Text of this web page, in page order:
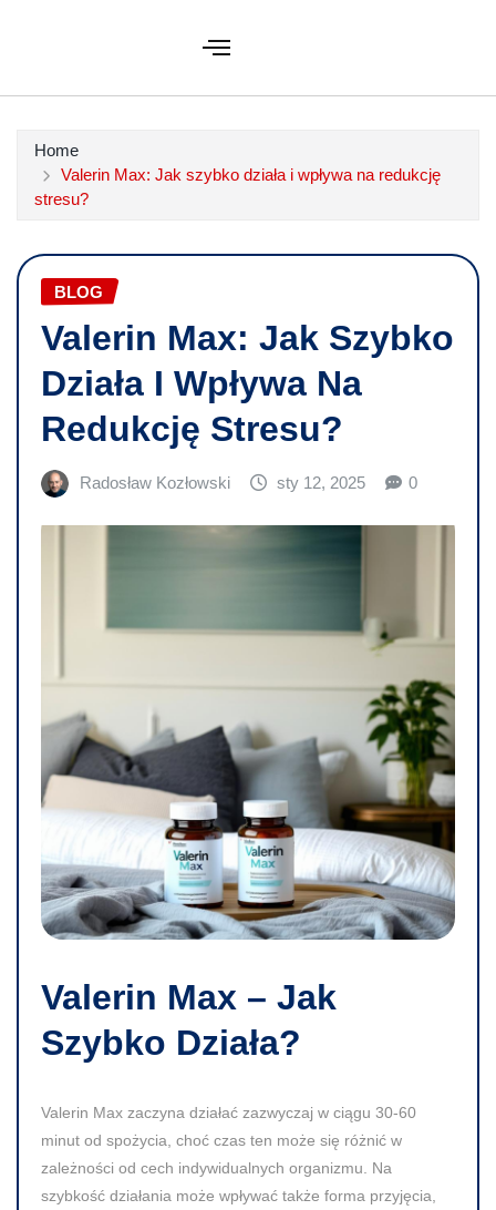
Home
Valerin Max: Jak szybko działa i wpływa na redukcję
stresu?
BLOG
Valerin Max: Jak Szybko
Działa I Wpływa Na
Redukcję Stresu?
Radosław Kozłowski sty 12, 2025 0
Valerin Max – Jak
Szybko Działa?
Valerin Max zaczyna działać zazwyczaj w ciągu 30-60
minut od spożycia, choć czas ten może się różnić w
zależności od cech indywidualnych organizmu. Na
szybkość działania może wpływać także forma przyjęcia,